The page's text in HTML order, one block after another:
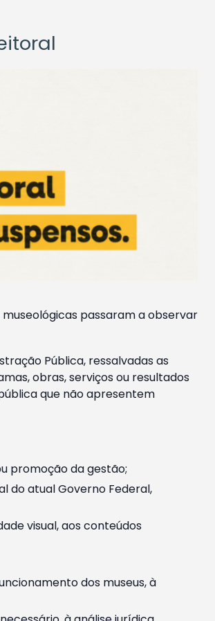
museológicas passaram a observar
Pública, ressalvadas as
obras, serviços ou resultados
que não apresentem
promoção da gestão;
do atual Governo Federal,
visual, aos conteúdos
dos museus, à